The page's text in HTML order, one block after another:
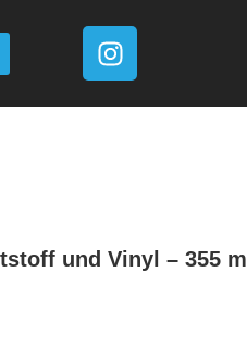
und Vinyl – 355 ml